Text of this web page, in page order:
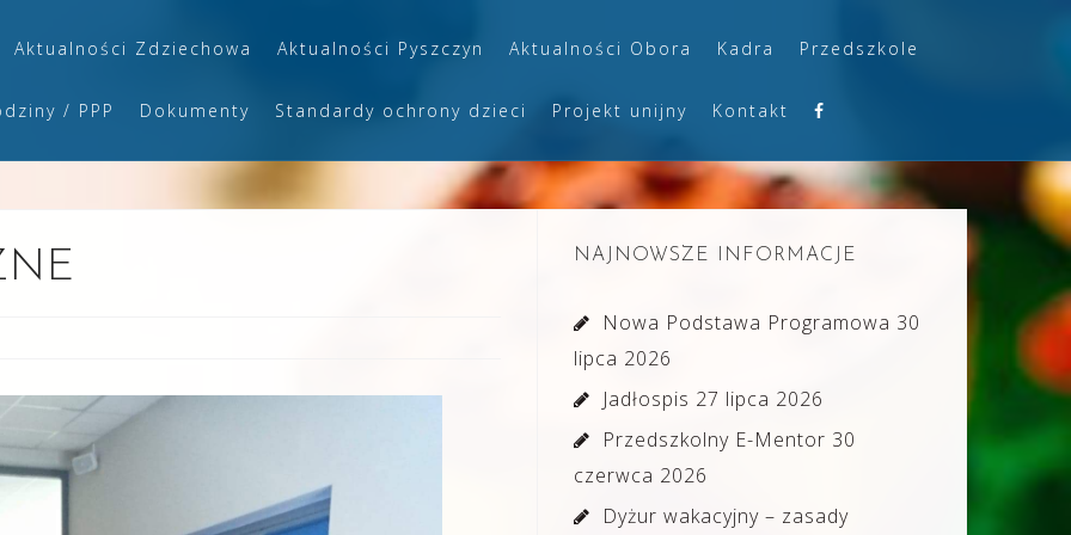
Aktualności Zdziechowa Aktualności Pyszczyn Aktualności Obora Kadra Przedszkole
/ PPP Dokumenty Standardy ochrony dzieci Projekt unijny Kontakt
NAJNOWSZE INFORMACJE
Nowa Podstawa Programowa 30
lipca 2026
Jadłospis 27 lipca 2026
Przedszkolny E-Mentor 30
czerwca 2026
Dyżur wakacyjny – zasady